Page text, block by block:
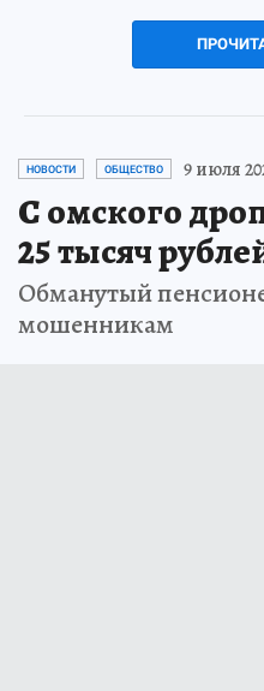
НОВОСТИ ОБЩЕСТВО 9 июля
С омского
25 тысяч
Обманутый
мошенникам